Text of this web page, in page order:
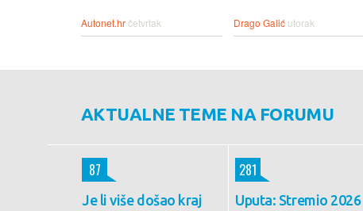
Autonet.hrčetvrtak Drago Galić utorak
AKTUALNE TEME NA FORUMU
Je li više došao kraj
87
Uputa: Stremio 2026
281